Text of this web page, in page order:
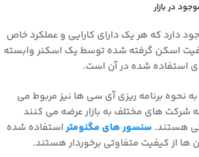
در بازار
دارد که هر یک دارای کارایی و عملکرد خاص
اسکن گرفته شده توسط یک اسکنر وابسته
استفاده شده در آن است.
نحوه برنامه ریزی آی سی ها نیز مربوط می
شرکت های مختلف به بازار عرضه می کنند
هستند. سنسور های مگنومتراستفاده شده
ها از کیفیت متفاوتی برخوردار هستند.